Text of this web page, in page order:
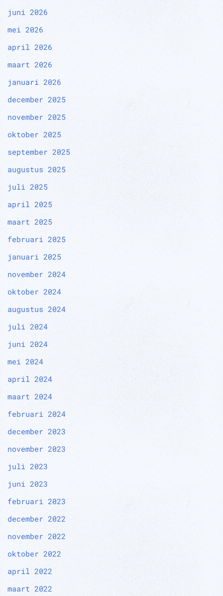
juni 2026
mei 2026
april 2026
maart 2026
januari 2026
december 2025
november 2025
oktober 2025
september 2025
augustus 2025
juli 2025
april 2025
maart 2025
februari 2025
januari 2025
november 2024
oktober 2024
augustus 2024
juli 2024
juni 2024
mei 2024
april 2024
maart 2024
februari 2024
december 2023
november 2023
juli 2023
juni 2023
februari 2023
december 2022
november 2022
oktober 2022
april 2022
maart 2022